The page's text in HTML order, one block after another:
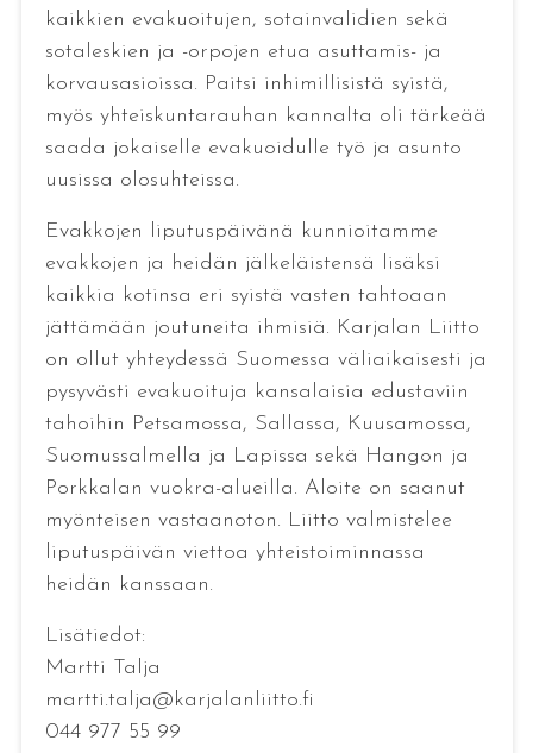
kaikkien evakuoitujen, sotainvalidien sekä
sotaleskien ja -orpojen etua asuttamis- ja
korvausasioissa. Paitsi inhimillisistä syistä,
myös yhteiskuntarauhan kannalta oli tärkeää
saada jokaiselle evakuoidulle työ ja asunto
uusissa olosuhteissa.
Evakkojen liputuspäivänä kunnioitamme
evakkojen ja heidän jälkeläistensä lisäksi
kaikkia kotinsa eri syistä vasten tahtoaan
jättämään joutuneita ihmisiä. Karjalan Liitto
on ollut yhteydessä Suomessa väliaikaisesti ja
pysyvästi evakuoituja kansalaisia edustaviin
tahoihin Petsamossa, Sallassa, Kuusamossa,
Suomussalmella ja Lapissa sekä Hangon ja
Porkkalan vuokra-alueilla. Aloite on saanut
myönteisen vastaanoton. Liitto valmistelee
liputuspäivän viettoa yhteistoiminnassa
heidän kanssaan.
Lisätiedot:
Martti Talja
martti.talja@karjalanliitto.fi
044 977 55 99